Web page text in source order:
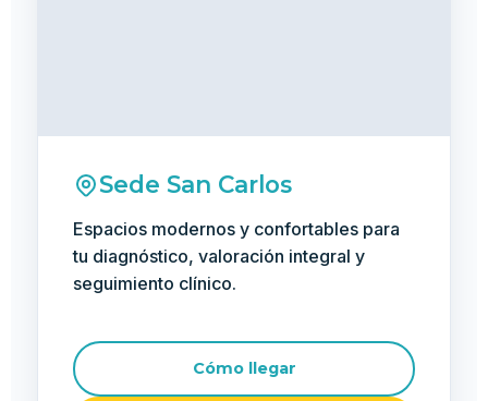
Sede San Carlos
Espacios modernos y confortables para
tu diagnóstico, valoración integral y
seguimiento clínico.
Cómo llegar